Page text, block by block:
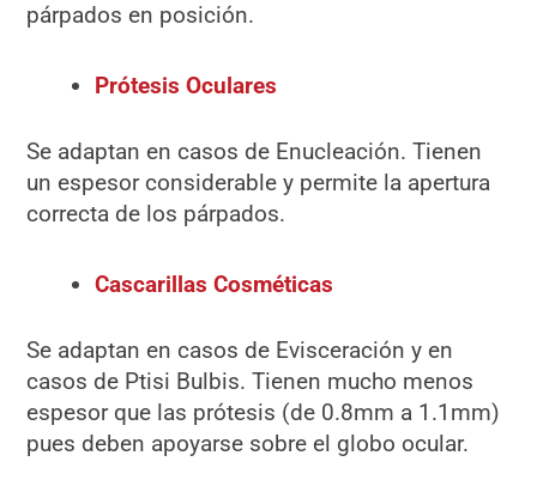
párpados en posición.
Prótesis Oculares
Se adaptan en casos de Enucleación. Tienen
un espesor considerable y permite la apertura
correcta de los párpados.
Cascarillas Cosméticas
Se adaptan en casos de Evisceración y en
casos de Ptisi Bulbis. Tienen mucho menos
espesor que las prótesis (de 0.8mm a 1.1mm)
pues deben apoyarse sobre el globo ocular.